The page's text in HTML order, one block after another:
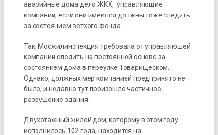
аварийные дома дело ЖКХ, управляющие
компании, если они имеются должны тоже следить
за состоянием ветхого фонда.
Так, Мосжилинспекция требовала от управляющей
компании следить на постоянной основе за
состоянием дома в переулке Товарищеском.
Однако, должных мер компанией предпринято не
было, и недавно тут произошло частичное
разрушение здания.
Двухэтажный жилой дом, которому в этом году
исполнилось 102 года, находится на